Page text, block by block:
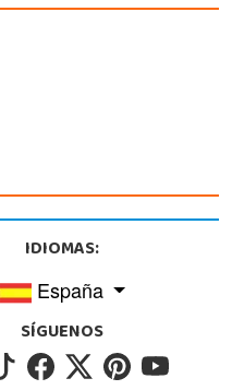
IDIOMAS:
España
SÍGUENOS